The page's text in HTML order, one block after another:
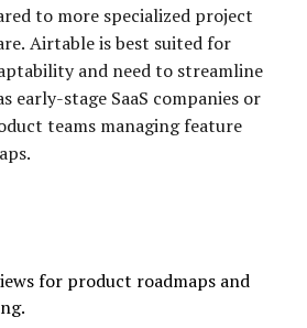
to more specialized project
Airtable is best suited for
and need to streamline
early-stage SaaS companies or
teams managing feature
for product roadmaps and